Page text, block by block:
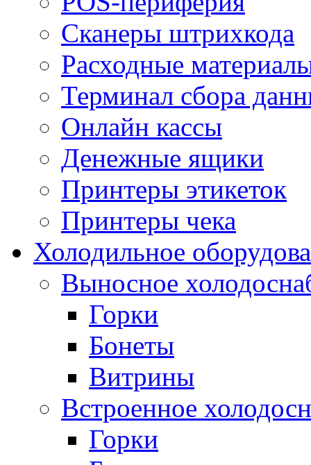
Сканеры штрихкода
Расходные
Терминал сбора
Онлайн кассы
Денежные ящики
Принтеры этикеток
Принтеры чека
Холодильное
Выносное
Горки
Бонеты
Витрины
Встроенное
Горки